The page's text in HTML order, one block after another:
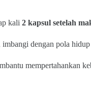
kali2 kapsul setelah
dengan pola
mempertahankan